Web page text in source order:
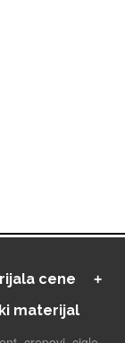
cene
materijal